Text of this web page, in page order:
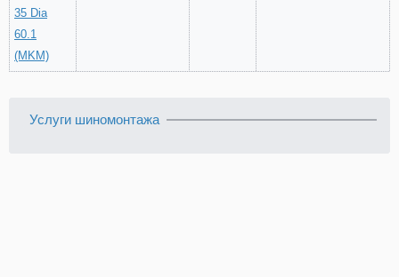
35 Dia
60.1
(MKM)
Услуги шиномонтажа